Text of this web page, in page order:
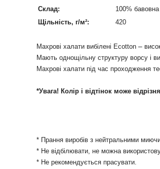
Склад:
100% бавовна
Щільність, г/м²:
420
Махрові халати вибілені Ecotton –
Мають однощільну структуру ворсу і
Махрові халати під час проходження
*Увага! Колір і відтінок може
* Прання виробів з нейтральними
* Не відбілювати, не можна
* Не рекомендується прасувати.